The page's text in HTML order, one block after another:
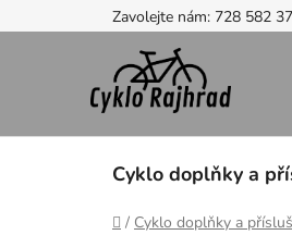
na
Zavolejte nám: 728 582
Cyklo doplňky a
Domů
/ Cyklo doplňky a